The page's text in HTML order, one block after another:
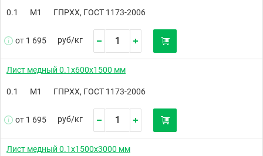
0.1 М1 ГПРХХ, ГОСТ 1173-2006
от 1 695 руб/кг
Лист медный 0.1х600х1500 мм
0.1 М1 ГПРХХ, ГОСТ 1173-2006
от 1 695 руб/кг
Лист медный 0.1х1500х3000 мм